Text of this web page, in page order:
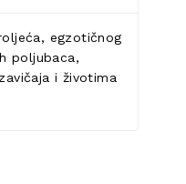
egzotičnog
poljubaca,
i životima